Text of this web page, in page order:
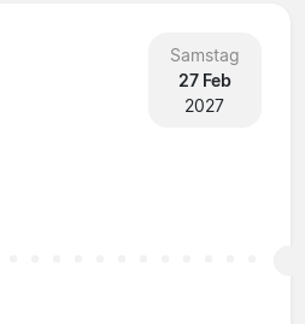
Samstag
27 Feb
2027